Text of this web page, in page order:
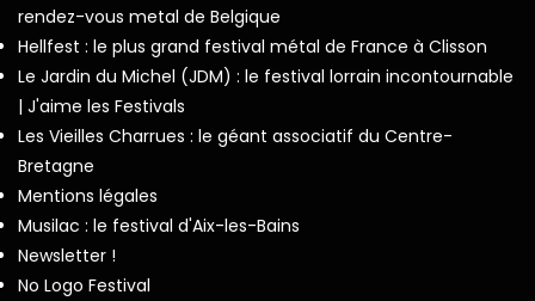
rendez-vous metal de Belgique
Hellfest : le plus grand festival métal de France à Clisson
Le Jardin du Michel (JDM) : le festival lorrain incontournable
| J'aime les Festivals
Les Vieilles Charrues : le géant associatif du Centre-
Bretagne
Mentions légales
Musilac : le festival d'Aix-les-Bains
Newsletter !
No Logo Festival